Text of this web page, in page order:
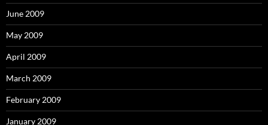
June 2009
May 2009
April 2009
March 2009
February 2009
January 2009